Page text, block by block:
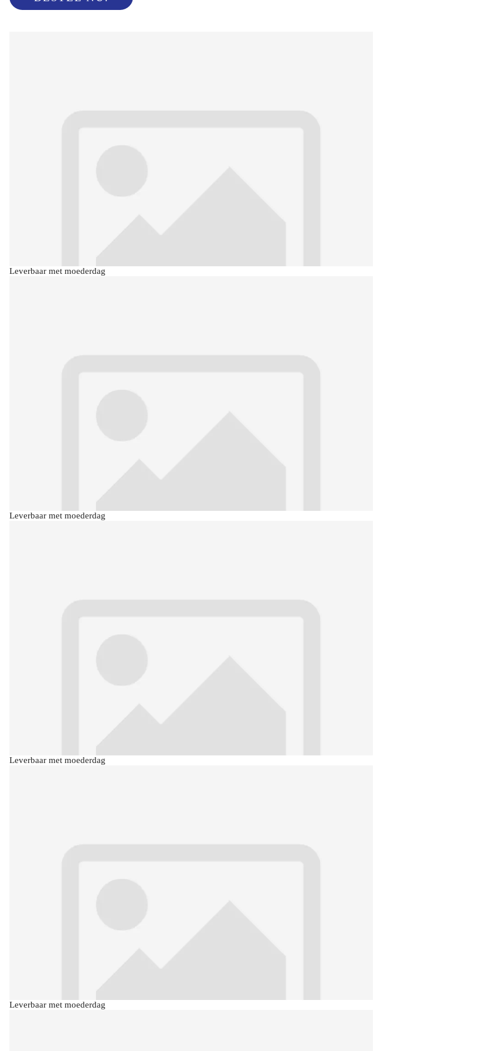
Leverbaar met moederdag
Leverbaar met moederdag
Leverbaar met moederdag
Leverbaar met moederdag